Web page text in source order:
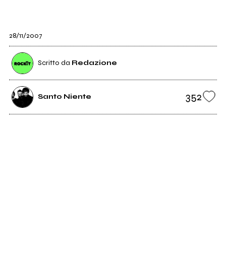
28/11/2007
Scritto da Redazione
Santo Niente 352